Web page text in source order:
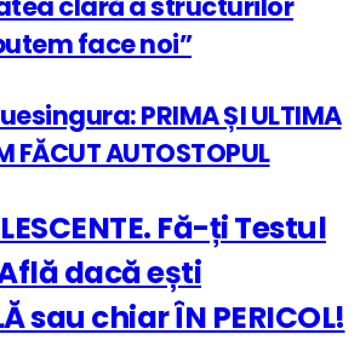
face noi”
PRIMA ȘI ULTIMA
FĂCUT AUTOSTOPUL
Fă-ți Testul
Află dacă ești
sau chiar ÎN PERICOL!